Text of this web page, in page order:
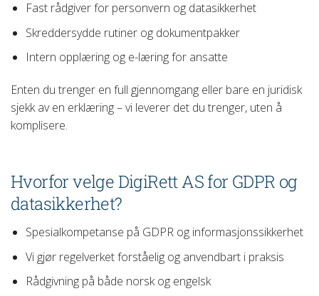
Fast rådgiver for personvern og datasikkerhet
Skreddersydde rutiner og dokumentpakker
Intern opplæring og e-læring for ansatte
Enten du trenger en full gjennomgang eller bare en juridisk
sjekk av en erklæring – vi leverer det du trenger, uten å
komplisere.
Hvorfor velge DigiRett AS for GDPR og
datasikkerhet?
Spesialkompetanse på GDPR og informasjonssikkerhet
Vi gjør regelverket forståelig og anvendbart i praksis
Rådgivning på både norsk og engelsk